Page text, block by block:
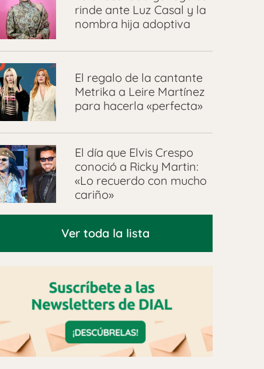
rinde ante Luz Casal y la
nombra hija adoptiva
El regalo de la cantante
Metrika a Leire Martínez
para hacerla «perfecta»
El día que Elvis Crespo
conoció a Ricky Martin:
«Lo recuerdo con mucho
cariño»
Ver toda la lista